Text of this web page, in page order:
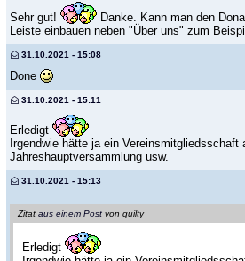
Sehr gut!
Danke. Kann man den
Leiste einbauen neben "Über uns" zum
31.10.2021 - 15:08
Done
31.10.2021 - 15:11
Erledigt
Irgendwie hätte ja ein Vereinsmitgliedsschaft
Jahreshauptversammlung usw.
31.10.2021 - 15:13
Zitat aus einem Post von quilty
Erledigt